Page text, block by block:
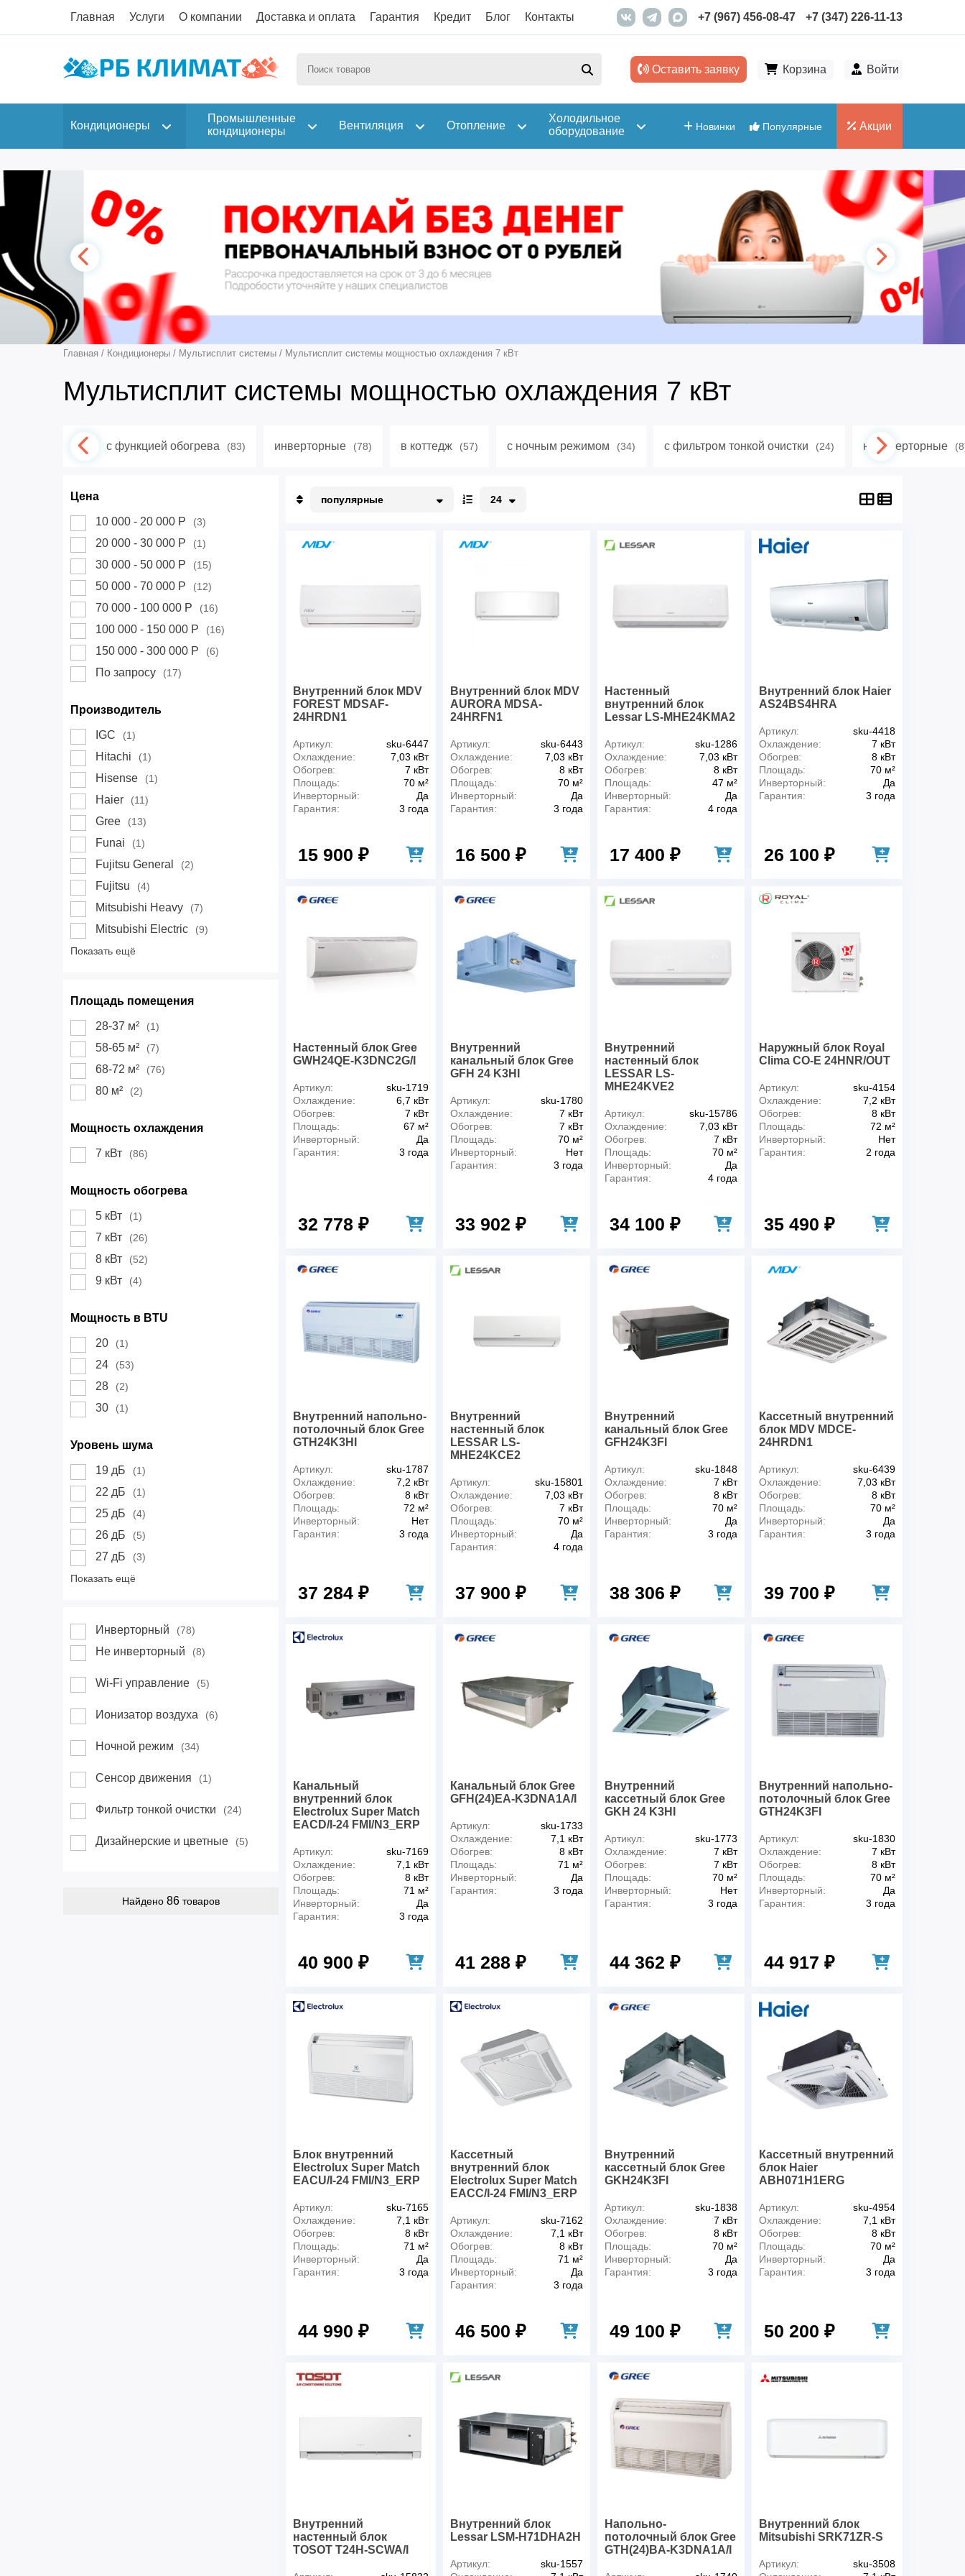
Главная Услуги О компании Доставка и оплата Гарантия Кредит Блог Контакты +7 (967) 456-08-47 +7 (347) 226-11-13
Оставить заявку Корзина Войти
Новинки Популярные Акции
Кондиционеры
Промышленные
кондиционеры
Вентиляция Отопление
Холодильное
оборудование
Главная / Кондиционеры / Мультисплит системы / Мультисплит системы мощностью охлаждения 7 кВт
Мультисплит системы мощностью охлаждения 7 кВт
с функцией обогрева (83) инверторные (78) в коттедж (57) с ночным режимом (34) с фильтром тонкой очистки (24) неинверторные
Цена
10 000 - 20 000 Р (3)
20 000 - 30 000 Р (1)
30 000 - 50 000 Р (15)
50 000 - 70 000 Р (12)
70 000 - 100 000 Р (16)
100 000 - 150 000 Р (16)
150 000 - 300 000 Р (6)
По запросу (17)
Производитель
IGC (1)
Hitachi (1)
Hisense (1)
Haier (11)
Gree (13)
Funai (1)
Fujitsu General (2)
Fujitsu (4)
Mitsubishi Heavy (7)
Mitsubishi Electric
(9)
Показать ещё
Площадь помещения
28-37 м² (1)
58-65 м² (7)
68-72 м² (76)
80 м² (2)
Мощность охлаждения
7 кВт (86)
Мощность обогрева
5 кВт (1)
7 кВт (26)
8 кВт (52)
9 кВт (4)
Мощность в BTU
20 (1)
24 (53)
28 (2)
30 (1)
Уровень шума
19 дБ (1)
22 дБ (1)
25 дБ (4)
26 дБ (5)
27 дБ
(3)
Показать ещё
Инверторный (78)
Не инверторный (8)
Wi-Fi управление (5)
Ионизатор воздуха (6)
Ночной режим (34)
Сенсор движения (1)
Фильтр тонкой очистки (24)
Дизайнерские и цветные (5)
Найдено 86товаров
Недорогие
популярные
48
24
Внутренний блок MDV
FOREST MDSAF-
24HRDN1
Артикул:
sku-6447
Охлаждение:
7,03 кВт
Обогрев:
7 кВт
Площадь:
70 м²
Инверторный:
Да
Гарантия:
3 года
15 900 ₽
Внутренний блок MDV
AURORA MDSA-
24HRFN1
Артикул:
sku-6443
Охлаждение:
7,03 кВт
Обогрев:
8 кВт
Площадь:
70 м²
Инверторный:
Да
Гарантия:
3 года
16 500 ₽
Настенный
внутренний блок
Lessar LS-MHE24KMA2
Артикул:
sku-1286
Охлаждение:
7,03 кВт
Обогрев:
8 кВт
Площадь:
47 м²
Инверторный:
Да
Гарантия:
4 года
17 400 ₽
Внутренний блок Haier
AS24BS4HRA
Артикул:
sku-4418
Охлаждение:
7 кВт
Обогрев:
8 кВт
Площадь:
70 м²
Инверторный:
Да
Гарантия:
3 года
26 100 ₽
Настенный блок Gree
GWH24QE-K3DNC2G/I
Артикул:
sku-1719
Охлаждение:
6,7 кВт
Обогрев:
7 кВт
Площадь:
67 м²
Инверторный:
Да
Гарантия:
3 года
32 778 ₽
Внутренний
канальный блок Gree
GFH 24 K3HI
Артикул:
sku-1780
Охлаждение:
7 кВт
Обогрев:
7 кВт
Площадь:
70 м²
Инверторный:
Нет
Гарантия:
3 года
33 902 ₽
Внутренний
настенный блок
LESSAR LS-
MHE24KVE2
Артикул:
sku-15786
Охлаждение:
7,03 кВт
Обогрев:
7 кВт
Площадь:
70 м²
Инверторный:
Да
Гарантия:
4 года
34 100 ₽
Наружный блок Royal
Clima CO-E 24HNR/OUT
Артикул:
sku-4154
Охлаждение:
7,2 кВт
Обогрев:
8 кВт
Площадь:
72 м²
Инверторный:
Нет
Гарантия:
2 года
35 490 ₽
Внутренний напольно-
потолочный блок Gree
GTH24K3HI
Артикул:
sku-1787
Охлаждение:
7,2 кВт
Обогрев:
8 кВт
Площадь:
72 м²
Инверторный:
Нет
Гарантия:
3 года
37 284 ₽
Внутренний
настенный блок
LESSAR LS-
MHE24KCE2
Артикул:
sku-15801
Охлаждение:
7,03 кВт
Обогрев:
7 кВт
Площадь:
70 м²
Инверторный:
Да
Гарантия:
4 года
37 900 ₽
Внутренний
канальный блок Gree
GFH24K3FI
Артикул:
sku-1848
Охлаждение:
7 кВт
Обогрев:
8 кВт
Площадь:
70 м²
Инверторный:
Да
Гарантия:
3 года
38 306 ₽
Кассетный внутренний
блок MDV MDCE-
24HRDN1
Артикул:
sku-6439
Охлаждение:
7,03 кВт
Обогрев:
8 кВт
Площадь:
70 м²
Инверторный:
Да
Гарантия:
3 года
39 700 ₽
Канальный
внутренний блок
Electrolux Super Match
EACD/I-24 FMI/N3_ERP
Артикул:
sku-7169
Охлаждение:
7,1 кВт
Обогрев:
8 кВт
Площадь:
71 м²
Инверторный:
Да
Гарантия:
3 года
40 900 ₽
Канальный блок Gree
GFH(24)EA-K3DNA1A/I
Артикул:
sku-1733
Охлаждение:
7,1 кВт
Обогрев:
8 кВт
Площадь:
71 м²
Инверторный:
Да
Гарантия:
3 года
41 288 ₽
Внутренний
кассетный блок Gree
GKH 24 K3HI
Артикул:
sku-1773
Охлаждение:
7 кВт
Обогрев:
7 кВт
Площадь:
70 м²
Инверторный:
Нет
Гарантия:
3 года
44 362 ₽
Внутренний напольно-
потолочный блок Gree
GTH24K3FI
Артикул:
sku-1830
Охлаждение:
7 кВт
Обогрев:
8 кВт
Площадь:
70 м²
Инверторный:
Да
Гарантия:
3 года
44 917 ₽
Блок внутренний
Electrolux Super Match
EACU/I-24 FMI/N3_ERP
Артикул:
sku-7165
Охлаждение:
7,1 кВт
Обогрев:
8 кВт
Площадь:
71 м²
Инверторный:
Да
Гарантия:
3 года
44 990 ₽
Кассетный
внутренний блок
Electrolux Super Match
EACC/I-24 FMI/N3_ERP
Артикул:
sku-7162
Охлаждение:
7,1 кВт
Обогрев:
8 кВт
Площадь:
71 м²
Инверторный:
Да
Гарантия:
3 года
46 500 ₽
Внутренний
кассетный блок Gree
GKH24K3FI
Артикул:
sku-1838
Охлаждение:
7 кВт
Обогрев:
8 кВт
Площадь:
70 м²
Инверторный:
Да
Гарантия:
3 года
49 100 ₽
Кассетный внутренний
блок Haier
ABH071H1ERG
Артикул:
sku-4954
Охлаждение:
7,1 кВт
Обогрев:
8 кВт
Площадь:
70 м²
Инверторный:
Да
Гарантия:
3 года
50 200 ₽
Внутренний
настенный блок
TOSOT T24H-SCWA/I
Внутренний блок
Lessar LSM-H71DHA2H
Артикул:
sku-1557
Напольно-
потолочный блок Gree
GTH(24)BA-K3DNA1A/I
Внутренний блок
Mitsubishi SRK71ZR-S
Артикул:
sku-3508